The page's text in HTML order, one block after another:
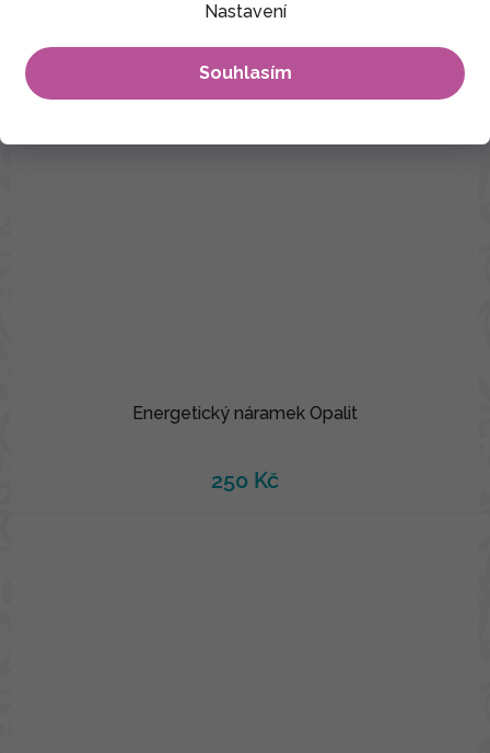
Nastavení
Souhlasím
Energetický náramek Opalit
250 Kč